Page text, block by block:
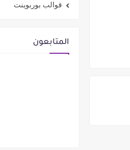
قوالب بوربوينت
المتابعون